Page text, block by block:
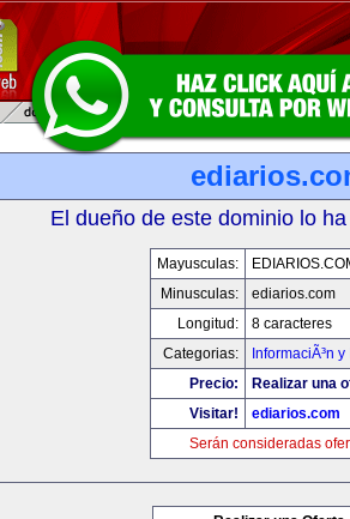
El dueño de este dominio lo
Mayusculas:
Minusculas:
ediarios.com
Longitud:
8 caracteres
Categorias:
InformaciÃ³n
Precio:
Realizar una
Visitar!
ediarios.com
Serán consideradas